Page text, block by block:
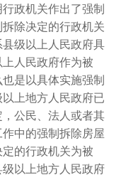
政机关作出了强制
除决定的行政机关
级以上人民政府具
人民政府作为被
是以具体实施强制
上地方人民政府已
公民、法人或者其
中的强制拆除房屋
的行政机关为被
以上地方人民政府